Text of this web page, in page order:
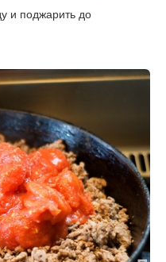
и поджарить до